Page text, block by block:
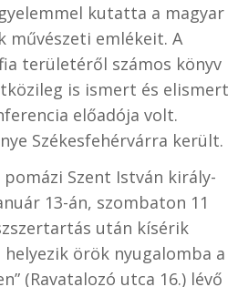
kutatta a magyar
művészeti emlékeit. A
területéről számos könyv
is ismert és elismert
előadója volt.
Székesfehérvárra került.
Szent István király-
13-án, szombaton 11
után kísérik
örök nyugalomba a
(Ravatalozó utca 16.) lévő